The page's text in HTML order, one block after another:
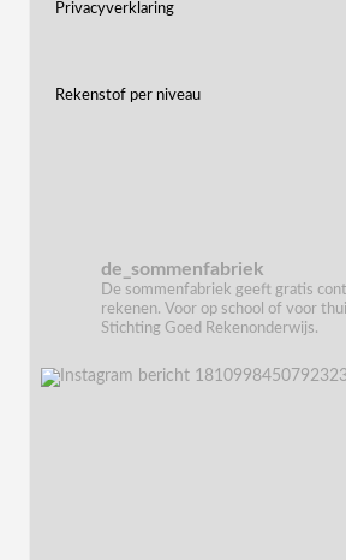
Privacyverklaring
Rekenstof per niveau
de_sommenfabriek
De sommenfabriek geeft gratis
rekenen. Voor op school of voor
Stichting Goed Rekenonderwijs.